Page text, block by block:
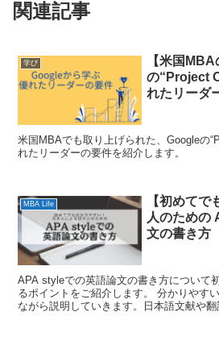
関連記事
学び
【米国
の“Project
れたリーダ
米国MBAでも取り上げられた、Googleの
れたリーダーの要件を紹介します。
MBA Life
【初めて
人のための
文の書き方
APA styleでの英語論文の書き方について
るポイントをご紹介します。 分かりやす
ながら説明していきます。日本語文献や